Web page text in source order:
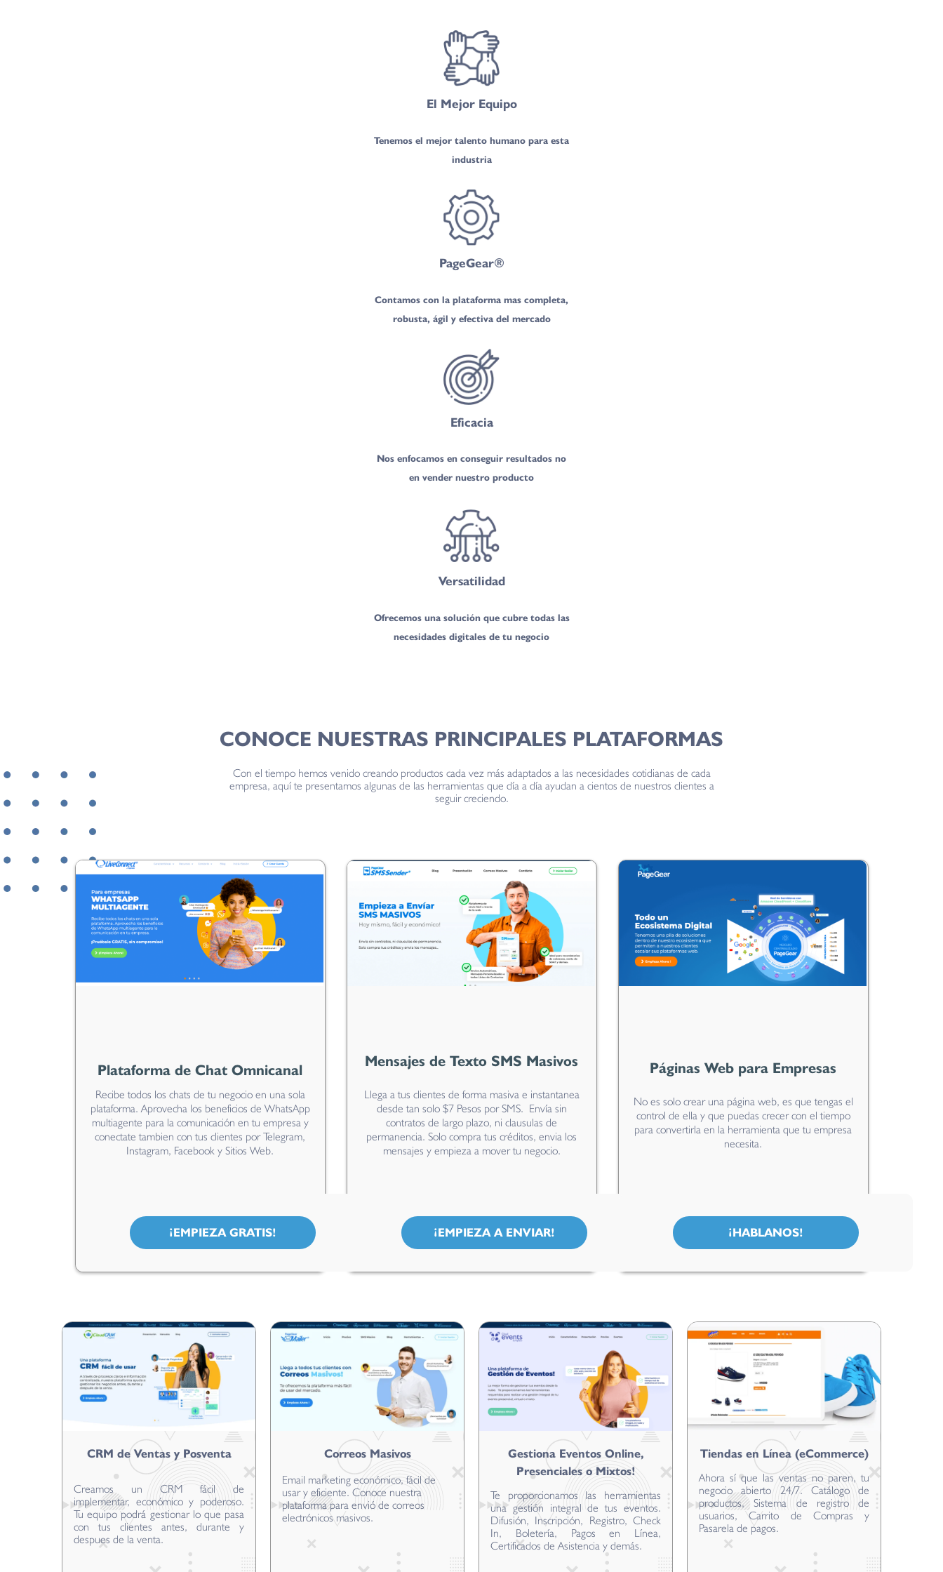
El Mejor Equipo
Tenemos el mejor talento humano para esta
industria
PageGear®
Contamos con la plataforma mas completa,
robusta, ágil y efectiva del mercado
Eficacia
Nos enfocamos en conseguir resultados no
en vender nuestro producto
Versatilidad
Ofrecemos una solución que cubre todas las
necesidades digitales de tu negocio
CONOCE NUESTRAS PRINCIPALES PLATAFORMAS
Con el tiempo hemos venido creando productos cada vez más adaptados a las necesidades cotidianas de cada
empresa, aquí te presentamos algunas de las herramientas que día a día ayudan a cientos de nuestros clientes a
seguir creciendo.
Plataforma de Chat Omnicanal
Recibe todos los chats de tu negocio en una sola
plataforma. Aprovecha los beneficios de WhatsApp
multiagente para la comunicación en tu empresa y
conectate tambien con tus clientes por Telegram,
Instagram, Facebook y Sitios Web.
¡EMPIEZA GRATIS!
Mensajes de Texto SMS Masivos
Llega a tus clientes de forma masiva e instantanea
desde tan solo $7 Pesos por SMS. Envía sin
contratos de largo plazo, ni clausulas de
permanencia. Solo compra tus créditos, envia los
mensajes y empieza a mover tu negocio.
¡EMPIEZA A ENVIAR!
Páginas Web para Empresas
No es solo crear una página web, es que tengas el
control de ella y que puedas crecer con el tiempo
para convertirla en la herramienta que tu empresa
necesita.
¡HABLANOS!
CRM de Ventas y Posventa
Creamos un CRM fácil de
implementar, económico y poderoso.
Tu equipo podrá gestionar lo que pasa
con tus clientes antes, durante y
despues de la venta.
Correos Masivos
Email marketing económico, fácil de
usar y eficiente. Conoce nuestra
plataforma para envió de correos
electrónicos masivos.
Gestiona Eventos Online,
Presenciales o Mixtos!
Te proporcionamos las herramientas
una gestión integral de tus eventos.
Difusión, Inscripción, Registro, Check
In, Boletería, Pagos en Línea,
Certificados de Asistencia y demás.
Tiendas en Línea (eCommerce)
Ahora sí que las ventas no paren, tu
negocio abierto 24/7. Catálogo de
productos, Sistema de registro de
usuarios, Carrito de Compras y
Pasarela de pagos.